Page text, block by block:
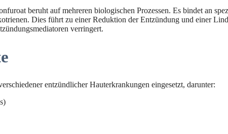
beruht auf mehreren biologischen Prozessen. Es bindet an
Dies führt zu einer Reduktion der Entzündung und einer
verringert.
entzündlicher Hauterkrankungen eingesetzt, darunter: